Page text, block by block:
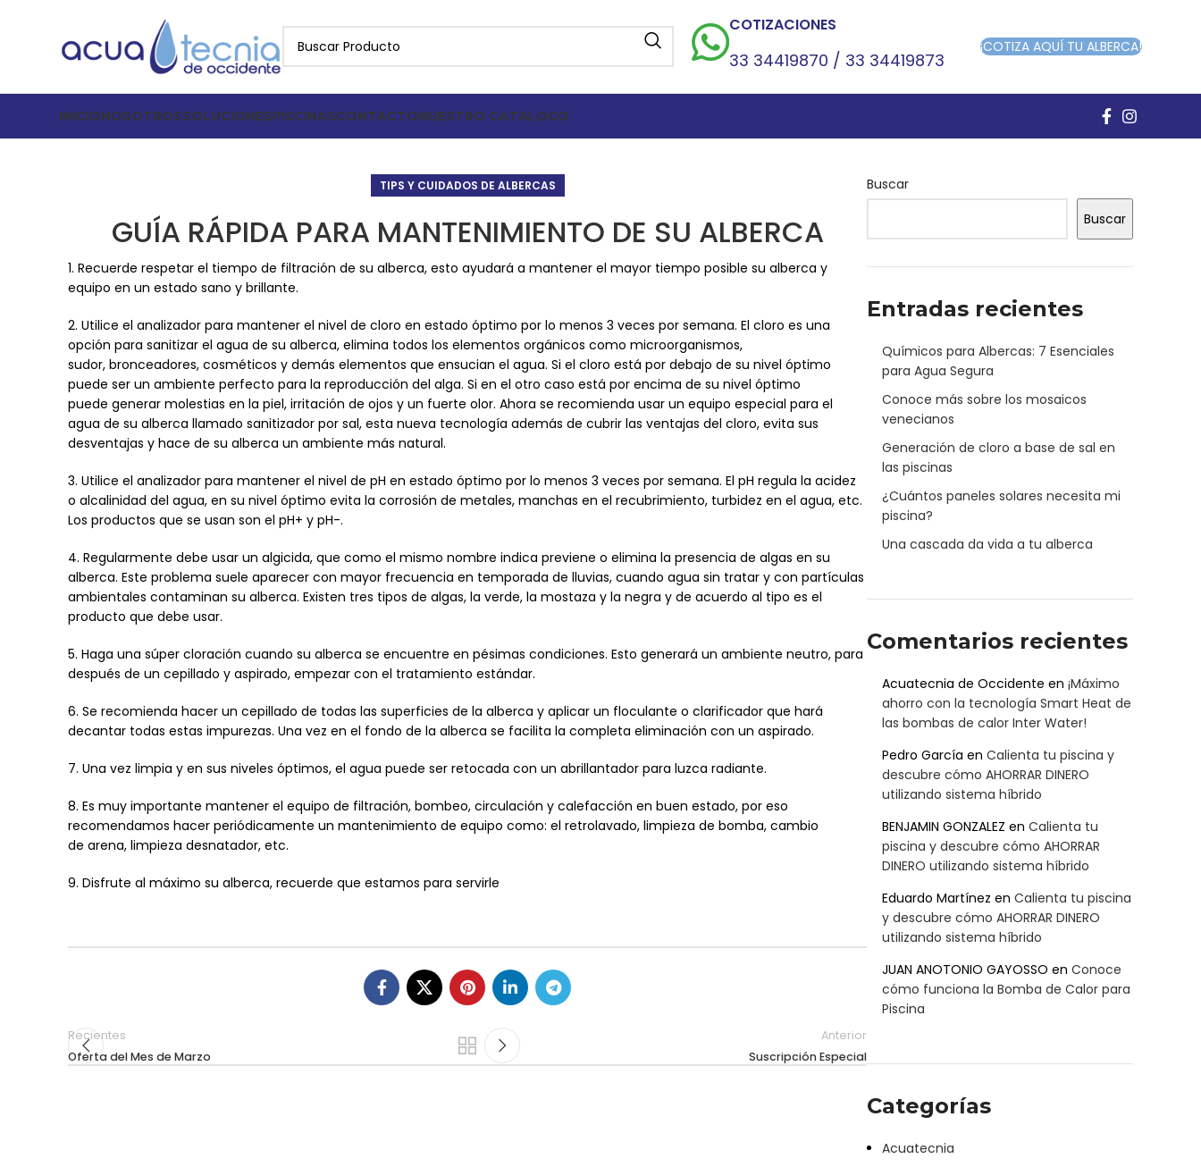
COTIZACIONES
33 34419870 / 33 34419873
¡COTIZA AQUÍ TU ALBERCA!
INICIONOSOTROSSOLUCIONESPISCINASCONTACTONUESTRO CATÁLOGO
TIPS Y CUIDADOS DE ALBERCAS
GUÍA RÁPIDA PARA MANTENIMIENTO DE SU ALBERCA
1. Recuerde respetar el tiempo de filtración de su alberca, esto ayudará a mantener el mayor tiempo posible su alberca y
equipo en un estado sano y brillante.
2. Utilice el analizador para mantener el nivel de cloro en estado óptimo por lo menos 3 veces por semana. El cloro es una
opción para sanitizar el agua de su alberca, elimina todos los elementos orgánicos como microorganismos,
sudor, bronceadores, cosméticos y demás elementos que ensucian el agua. Si el cloro está por debajo de su nivel óptimo
puede ser un ambiente perfecto para la reproducción del alga. Si en el otro caso está por encima de su nivel óptimo
puede generar molestias en la piel, irritación de ojos y un fuerte olor. Ahora se recomienda usar un equipo especial para el
agua de su alberca llamado sanitizador por sal, esta nueva tecnología además de cubrir las ventajas del cloro, evita sus
desventajas y hace de su alberca un ambiente más natural.
3. Utilice el analizador para mantener el nivel de pH en estado óptimo por lo menos 3 veces por semana. El pH regula la acidez
o alcalinidad del agua, en su nivel óptimo evita la corrosión de metales, manchas en el recubrimiento, turbidez en el agua, etc.
Los productos que se usan son el pH+ y pH-.
4. Regularmente debe usar un algicida, que como el mismo nombre indica previene o elimina la presencia de algas en su
alberca. Este problema suele aparecer con mayor frecuencia en temporada de lluvias, cuando agua sin tratar y con partículas
ambientales contaminan su alberca. Existen tres tipos de algas, la verde, la mostaza y la negra y de acuerdo al tipo es el
producto que debe usar.
5. Haga una súper cloración cuando su alberca se encuentre en pésimas condiciones. Esto generará un ambiente neutro, para
después de un cepillado y aspirado, empezar con el tratamiento estándar.
6. Se recomienda hacer un cepillado de todas las superficies de la alberca y aplicar un floculante o clarificador que hará
decantar todas estas impurezas. Una vez en el fondo de la alberca se facilita la completa eliminación con un aspirado.
7. Una vez limpia y en sus niveles óptimos, el agua puede ser retocada con un abrillantador para luzca radiante.
8. Es muy importante mantener el equipo de filtración, bombeo, circulación y calefacción en buen estado, por eso
recomendamos hacer periódicamente un mantenimiento de equipo como: el retrolavado, limpieza de bomba, cambio
de arena, limpieza desnatador, etc.
9. Disfrute al máximo su alberca, recuerde que estamos para servirle
Recientes
Oferta del Mes de Marzo
Anterior
Suscripción Especial
Buscar
Buscar
Entradas recientes
Químicos para Albercas: 7 Esenciales
para Agua Segura
Conoce más sobre los mosaicos
venecianos
Generación de cloro a base de sal en
las piscinas
¿Cuántos paneles solares necesita mi
piscina?
Una cascada da vida a tu alberca
Comentarios recientes
Acuatecnia de Occidente en ¡Máximo
ahorro con la tecnología Smart Heat de
las bombas de calor Inter Water!
Pedro García en Calienta tu piscina y
descubre cómo AHORRAR DINERO
utilizando sistema híbrido
BENJAMIN GONZALEZ en Calienta tu
piscina y descubre cómo AHORRAR
DINERO utilizando sistema híbrido
Eduardo Martínez en Calienta tu piscina
y descubre cómo AHORRAR DINERO
utilizando sistema híbrido
JUAN ANOTONIO GAYOSSO en Conoce
cómo funciona la Bomba de Calor para
Piscina
Categorías
Acuatecnia